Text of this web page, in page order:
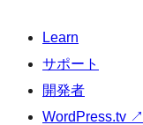
Learn
サポート
開発者
WordPress.tv ↗